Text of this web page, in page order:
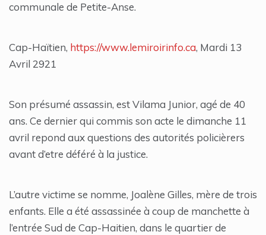
communale de Petite-Anse.
Cap-Haïtien, https://www.lemiroirinfo.ca, Mardi 13
Avril 2921
Son présumé assassin, est Vilama Junior, agé de 40
ans. Ce dernier qui commis son acte le dimanche 11
avril repond aux questions des autorités policièrers
avant d’etre déféré à la justice.
L’autre victime se nomme, Joalène Gilles, mère de trois
enfants. Elle a été assassinée à coup de manchette à
l’entrée Sud de Cap-Haitien, dans le quartier de